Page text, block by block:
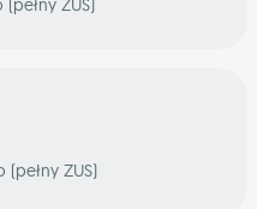
(pełny ZUS)
(pełny ZUS)